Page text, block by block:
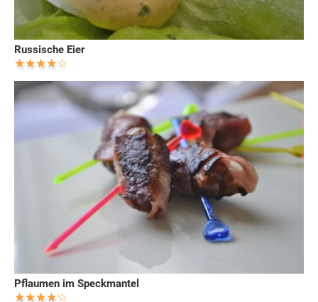
Russische Eier
Pflaumen im Speckmantel